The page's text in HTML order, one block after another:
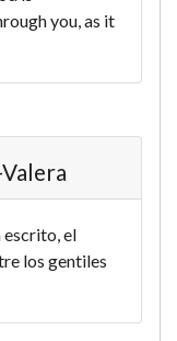
you, as it
escrito, el
los gentiles